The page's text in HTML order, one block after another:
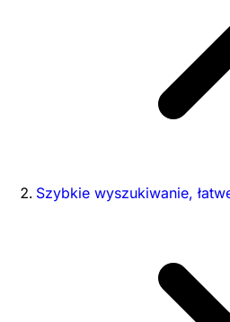
Szybkie wyszukiwanie,